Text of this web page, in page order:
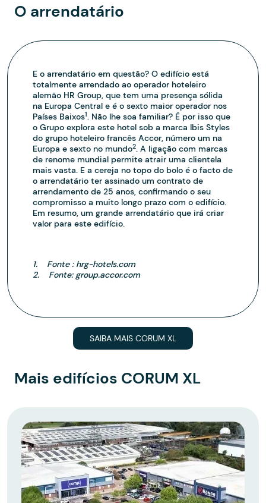
O arrendatário
E o arrendatário em questão? O edifício está
totalmente arrendado ao operador hoteleiro
alemão HR Group, que tem uma presença sólida
na Europa Central e é o sexto maior operador nos
Países Baixos1. Não lhe soa familiar? É por isso que
o Grupo explora este hotel sob a marca Ibis Styles
do grupo hoteleiro francês Accor, número um na
Europa e sexto no mundo2. A ligação com marcas
de renome mundial permite atrair uma clientela
mais vasta. E a cereja no topo do bolo é o facto de
o arrendatário ter assinado um contrato de
arrendamento de 25 anos, confirmando o seu
compromisso a muito longo prazo com o edifício.
Em resumo, um grande arrendatário que irá criar
valor para este edifício.
1. Fonte : hrg-hotels.com
2. Fonte: group.accor.com
SAIBA MAIS CORUM XL
Mais edifícios CORUM XL